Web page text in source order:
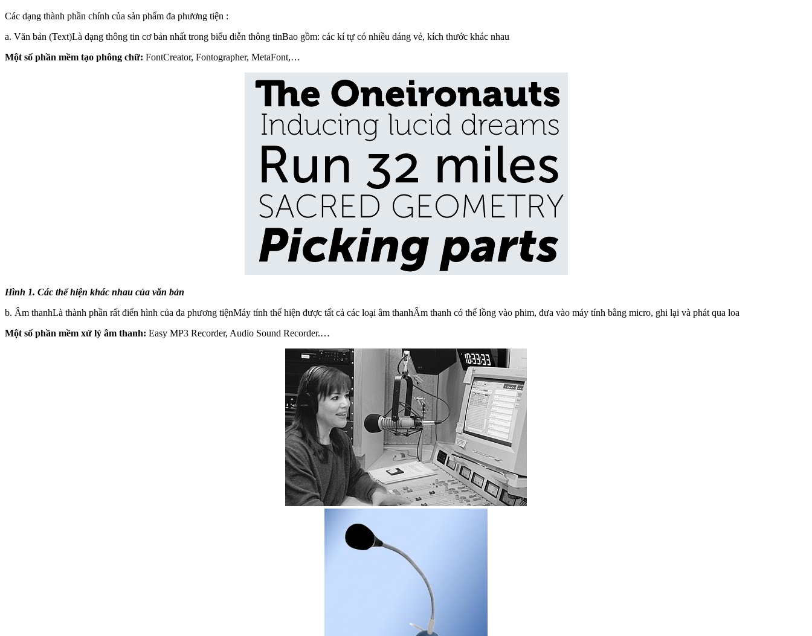
Các dạng thành phần chính của sản phẩm đa phương tiện :
a. Văn bản (Text)Là dạng thông tin cơ bản nhất trong biểu diễn thông tinBao gồm: các kí tự có nhiều dáng vẻ, kích thước khác nhau
Một số phần mềm tạo phông chữ: FontCreator, Fontographer, MetaFont,…
Hình 1. Các thể hiện khác nhau của văn bản
b. Âm thanhLà thành phần rất điển hình của đa phương tiệnMáy tính thể hiện được tất cả các loại âm thanhÂm thanh có thể lồng vào phim, đưa vào máy tính bằng micro, ghi lại và phát qua loa
Một số phần mềm xử lý âm thanh: Easy MP3 Recorder, Audio Sound Recorder.…